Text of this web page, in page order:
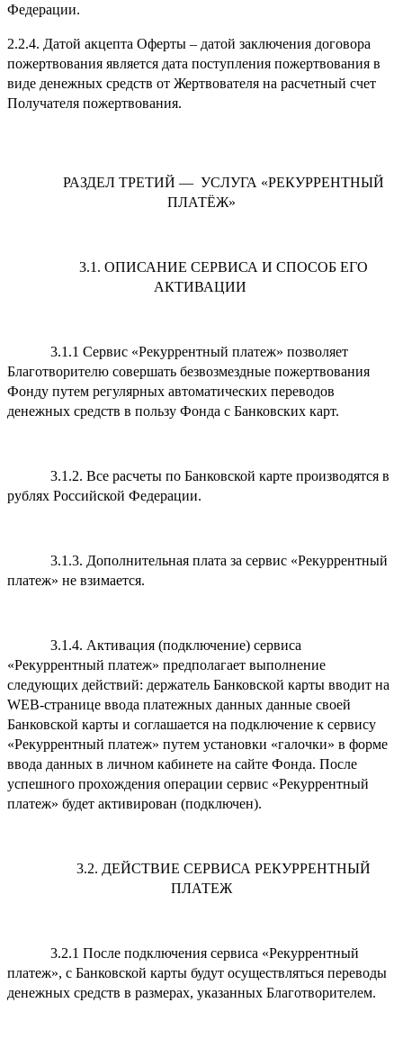
Федерации.
2.2.4. Датой акцепта Оферты – датой заключения договора
пожертвования является дата поступления пожертвования в
виде денежных средств от Жертвователя на расчетный счет
Получателя пожертвования.
РАЗДЕЛ ТРЕТИЙ — УСЛУГА «РЕКУРРЕНТНЫЙ
ПЛАТЁЖ»
3.1. ОПИСАНИЕ СЕРВИСА И СПОСОБ ЕГО
АКТИВАЦИИ
3.1.1 Сервис «Рекуррентный платеж» позволяет
Благотворителю совершать безвозмездные пожертвования
Фонду путем регулярных автоматических переводов
денежных средств в пользу Фонда с Банковских карт.
3.1.2. Все расчеты по Банковской карте производятся в
рублях Российской Федерации.
3.1.3. Дополнительная плата за сервис «Рекуррентный
платеж» не взимается.
3.1.4. Активация (подключение) сервиса
«Рекуррентный платеж» предполагает выполнение
следующих действий: держатель Банковской карты вводит на
WEB-странице ввода платежных данных данные своей
Банковской карты и соглашается на подключение к сервису
«Рекуррентный платеж» путем установки «галочки» в форме
ввода данных в личном кабинете на сайте Фонда. После
успешного прохождения операции сервис «Рекуррентный
платеж» будет активирован (подключен).
3.2. ДЕЙСТВИЕ СЕРВИСА РЕКУРРЕНТНЫЙ
ПЛАТЕЖ
3.2.1 После подключения сервиса «Рекуррентный
платеж», с Банковской карты будут осуществляться переводы
денежных средств в размерах, указанных Благотворителем.